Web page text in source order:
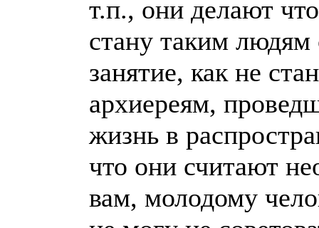
т.п., они делают
стану таким людям
занятие, как не
архиереям,
жизнь в
что они считают
вам, молодому